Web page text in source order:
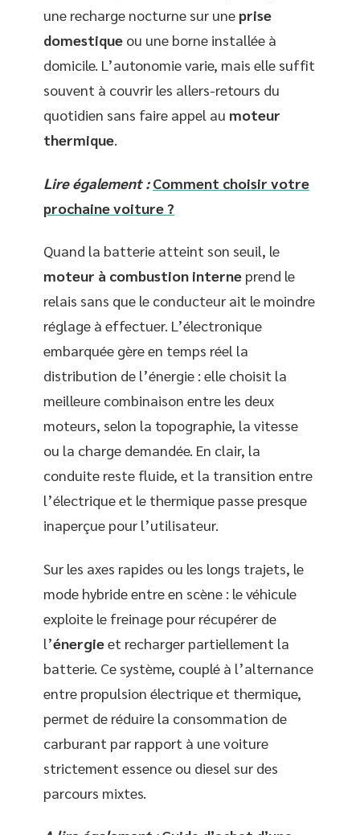
une recharge nocturne sur une prise
domestique ou une borne installée à
domicile. L’autonomie varie, mais elle suffit
souvent à couvrir les allers-retours du
quotidien sans faire appel au moteur
thermique.
Lire également : Comment choisir votre
prochaine voiture ?
Quand la batterie atteint son seuil, le
moteur à combustion interne prend le
relais sans que le conducteur ait le moindre
réglage à effectuer. L’électronique
embarquée gère en temps réel la
distribution de l’énergie : elle choisit la
meilleure combinaison entre les deux
moteurs, selon la topographie, la vitesse
ou la charge demandée. En clair, la
conduite reste fluide, et la transition entre
l’électrique et le thermique passe presque
inaperçue pour l’utilisateur.
Sur les axes rapides ou les longs trajets, le
mode hybride entre en scène : le véhicule
exploite le freinage pour récupérer de
l’énergieet recharger partiellement la
batterie. Ce système, couplé à l’alternance
entre propulsion électrique et thermique,
permet de réduire la consommation de
carburant par rapport à une voiture
strictement essence ou diesel sur des
parcours mixtes.